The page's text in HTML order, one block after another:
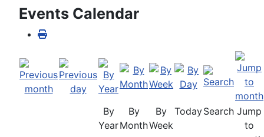
Events Calendar
By
Year
By
Month
By
Week
TodaySearch Jump
to